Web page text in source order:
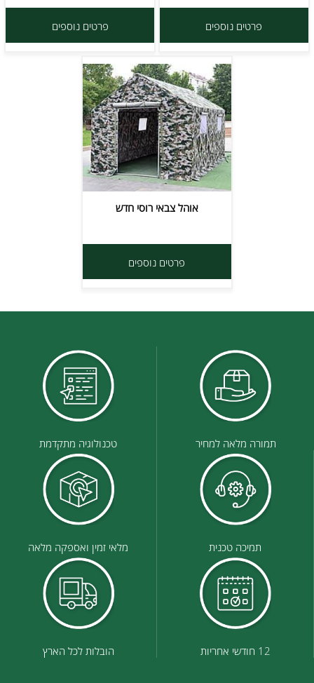
פרטים נוספים פרטים נוספים
אוהל צבאי רוסי חדש
פרטים נוספים
תמורה מלאה למחיר טכנולוגיה מתקדמת
תמיכה טכנית מלאי זמין ואספקה מלאה
12 חודשי אחריות הובלות לכל הארץ